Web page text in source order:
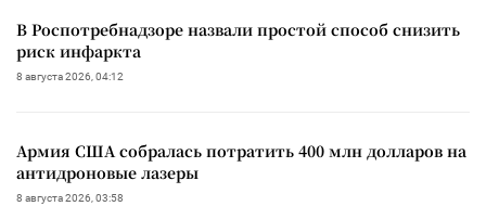
В Роспотребнадзоре назвали простой способ снизить
риск инфаркта
8 августа 2026, 04:12
Армия США собралась потратить 400 млн долларов на
антидроновые лазеры
8 августа 2026, 03:58